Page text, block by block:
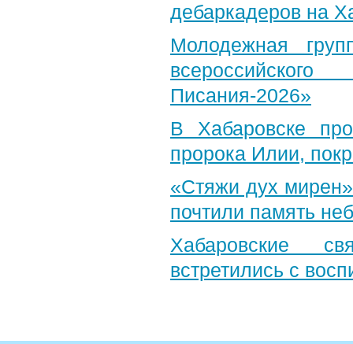
дебаркадеров на
Молодежная
Писания-2026»
В Хабаровске
пророка Илии,
«Стяжи дух
почтили память
Хабаровские
встретились с